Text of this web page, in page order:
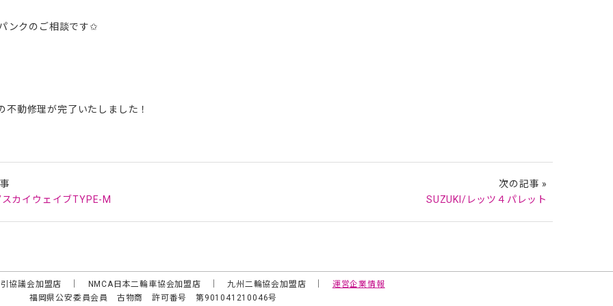
ンクのご相談です✩
不動修理が完了いたしました！
カイウェイブTYPE-M
次の記事 »
SUZUKI/レッツ４パレット
引協議会加盟店 ｜ NMCA日本二輪車協会加盟店 ｜ 九州二輪協会加盟店 ｜ 運営企業情報
福岡県公安委員会員 古物商 許可番号 第901041210046号